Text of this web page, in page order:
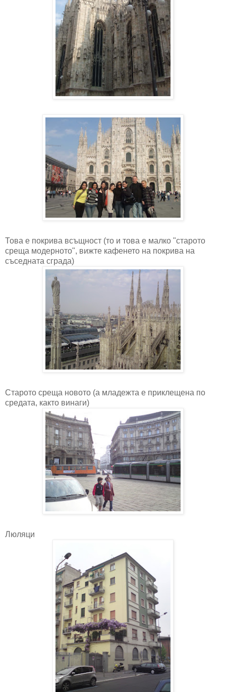
Това е покрива всъщност (то и това е малко "старото
среща модерното", вижте кафенето на покрива на
съседната сграда)
Старото среща новото (а младежта е приклещена по
средата, както винаги)
Люляци